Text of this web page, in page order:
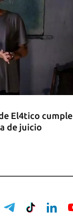
El4tico
de juicio